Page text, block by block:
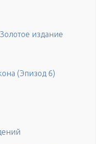
издание
(Эпизод 6)